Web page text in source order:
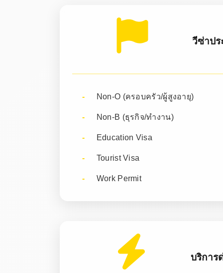
วีซ่าปร
Non-O (ครอบครัว/ผู้สูงอายุ)
Non-B (ธุรกิจ/ทำงาน)
Education Visa
Tourist Visa
Work Permit
บริการ